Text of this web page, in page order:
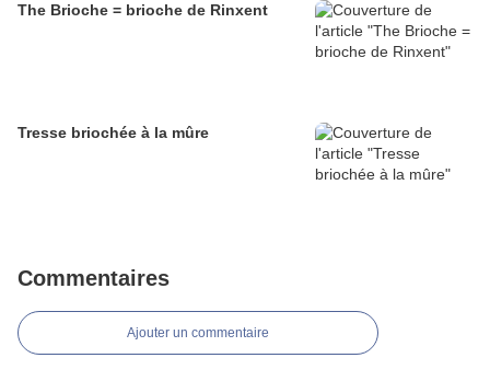
The Brioche = brioche de Rinxent
Tresse briochée à la mûre
Commentaires
Ajouter un commentaire